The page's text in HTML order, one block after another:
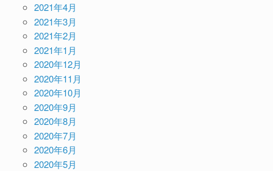
2021年4月
2021年3月
2021年2月
2021年1月
2020年12月
2020年11月
2020年10月
2020年9月
2020年8月
2020年7月
2020年6月
2020年5月